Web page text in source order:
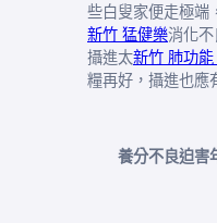
些白叟家便走極端
新竹 猛健樂消化不
攝進太新竹 肺功能
糧再好，攝進也應
養分不良迫害